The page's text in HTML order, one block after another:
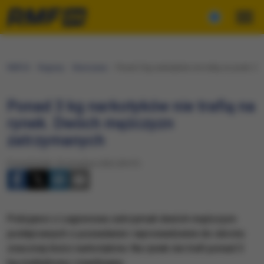
Ponad 3 kg narkotyków nie trafią na
rynek. Dwóch mężczyzn
zatrzymanych